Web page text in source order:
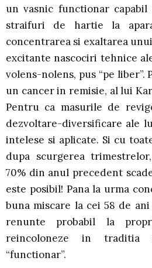
un vasnic functionar capabil
straifuri de hartie la
concentrarea si exaltarea
excitante nascociri tehnice
volens-nolens, pus “pe liber”.
un cancer in remisie, al lui
Pentru ca masurile de
dezvoltare-diversificare ale
intelese si aplicate. Si cu
dupa scurgerea
70% din anul precedent
este posibil! Pana la urma
buna miscare la cei 58 de
renunte probabil la
reincoloneze in traditia
“functionar”.